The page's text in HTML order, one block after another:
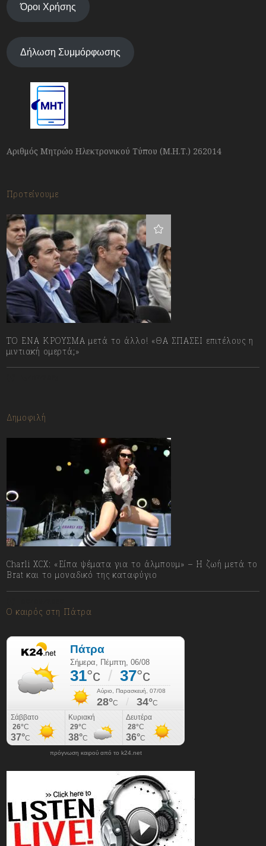
Όροι Χρήσης
Δήλωση Συμμόρφωσης
Αριθμός Μητρώο Ηλεκτρονικού Τύπου (Μ.Η.Τ.) 262014
Προτείνουμε
ΤΟ ΕΝΑ ΚΡΟΥΣΜΑ μετά το άλλο! «ΘΑ ΣΠΑΣΕΙ επιτέλους η
μιντιακή ομερτά;»
Δημοφιλή
Charli XCX: «Είπα ψέματα για το άλμπουμ» – Η ζωή μετά το
Brat και το μοναδικό της καταφύγιο
Ο καιρός στη Πάτρα
πρόγνωση καιρού από το k24.net